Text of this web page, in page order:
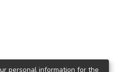
personal information for the